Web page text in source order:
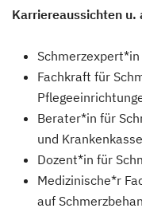
Karriereaussichten u.
Fachkraft für
Berater*in für
und
Dozent*in für
Medizinische*r
auf